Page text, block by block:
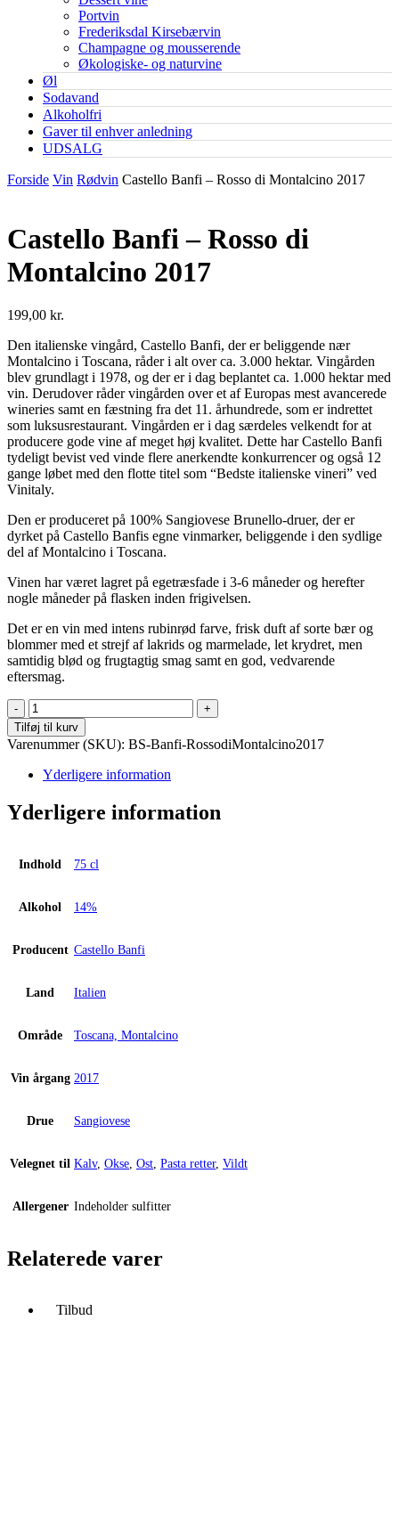
Portvin
Frederiksdal Kirsebærvin
Champagne og mousserende
Økologiske- og naturvine
Øl
Sodavand
Alkoholfri
Gaver til enhver anledning
UDSALG
Forside Vin Rødvin Castello Banfi – Rosso di Montalcino 2017
Castello Banfi – Rosso di
Montalcino 2017
199,00 kr.
Den italienske vingård, Castello Banfi, der er beliggende nær
Montalcino i Toscana, råder i alt over ca. 3.000 hektar. Vingården
blev grundlagt i 1978, og der er i dag beplantet ca. 1.000 hektar med
vin. Derudover råder vingården over et af Europas mest avancerede
wineries samt en fæstning fra det 11. århundrede, som er indrettet
som luksusrestaurant. Vingården er i dag særdeles velkendt for at
producere gode vine af meget høj kvalitet. Dette har Castello Banfi
tydeligt bevist ved vinde flere anerkendte konkurrencer og også 12
gange løbet med den flotte titel som “Bedste italienske vineri” ved
Vinitaly.
Den er produceret på 100% Sangiovese Brunello-druer, der er
dyrket på Castello Banfis egne vinmarker, beliggende i den sydlige
del af Montalcino i Toscana.
Vinen har været lagret på egetræsfade i 3-6 måneder og herefter
nogle måneder på flasken inden frigivelsen.
Det er en vin med intens rubinrød farve, frisk duft af sorte bær og
blommer med et strejf af lakrids og marmelade, let krydret, men
samtidig blød og frugtagtig smag samt en god, vedvarende
eftersmag.
Castello
Banfi
-
Rosso
di
Montalcino
2017
antal
Tilføj til kurv
Varenummer (SKU): BS-Banfi-RossodiMontalcino2017
Yderligere information
Yderligere information
Indhold 75 cl
Alkohol 14%
Producent Castello Banfi
Land Italien
Område Toscana, Montalcino
Vin årgang 2017
Drue Sangiovese
Velegnet til Kalv, Okse, Ost, Pasta retter, Vildt
Allergener Indeholder sulfitter
Relaterede varer
Tilbud